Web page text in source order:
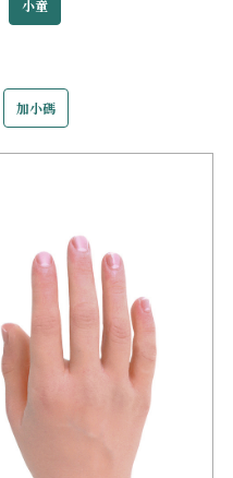
小童
加小碼